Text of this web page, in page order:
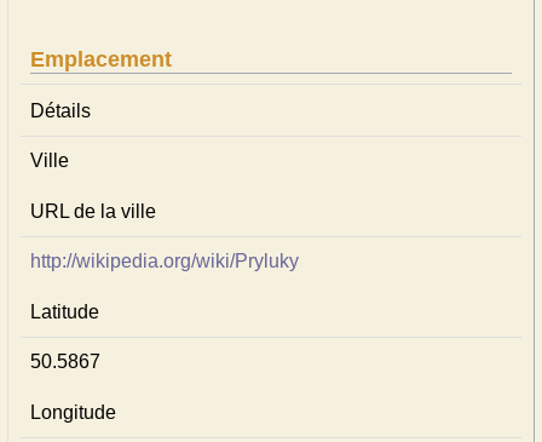
Emplacement
Détails
Ville
URL de la ville
http://wikipedia.org/wiki/Pryluky
Latitude
50.5867
Longitude